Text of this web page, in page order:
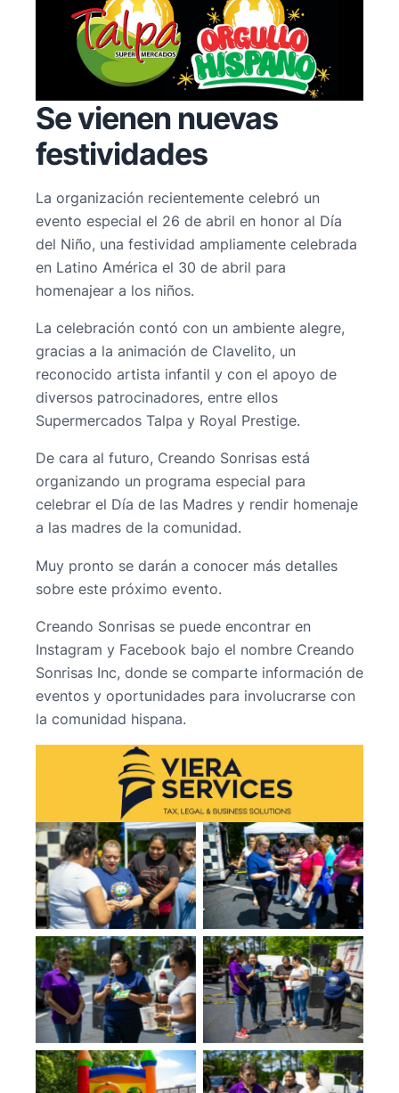
Se vienen nuevas
festividades
La organización recientemente celebró un
evento especial el 26 de abril en honor al Día
del Niño, una festividad ampliamente celebrada
en Latino América el 30 de abril para
homenajear a los niños.
La celebración contó con un ambiente alegre,
gracias a la animación de Clavelito, un
reconocido artista infantil y con el apoyo de
diversos patrocinadores, entre ellos
Supermercados Talpa y Royal Prestige.
De cara al futuro, Creando Sonrisas está
organizando un programa especial para
celebrar el Día de las Madres y rendir homenaje
a las madres de la comunidad.
Muy pronto se darán a conocer más detalles
sobre este próximo evento.
Creando Sonrisas se puede encontrar en
Instagram y Facebook bajo el nombre Creando
Sonrisas Inc, donde se comparte información de
eventos y oportunidades para involucrarse con
la comunidad hispana.
No Caption No Caption
No Caption No Caption